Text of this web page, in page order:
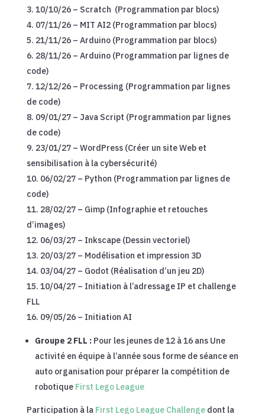
10/10/26 – Scratch (Programmation par blocs)
07/11/26 – MIT AI2 (Programmation par blocs)
21/11/26 – Arduino (Programmation par blocs)
28/11/26 – Arduino (Programmation par lignes de
code)
12/12/26 – Processing (Programmation par lignes
de code)
09/01/27 – Java Script (Programmation par lignes
de code)
23/01/27 – WordPress (Créer un site Web et
sensibilisation à la cybersécurité)
06/02/27 – Python (Programmation par lignes de
code)
28/02/27 – Gimp (Infographie et retouches
d’images)
06/03/27 – Inkscape (Dessin vectoriel)
20/03/27 – Modélisation et impression 3D
03/04/27 – Godot (Réalisation d’un jeu 2D)
10/04/27 – Initiation à l’adressage IP et challenge
FLL
09/05/26 – Initiation AI
Groupe 2 FLL : Pour les jeunes de 12 à 16 ans Une
activité en équipe à l’année sous forme de séance en
auto organisation pour préparer la compétition de
robotique First Lego League
Participation à la First Lego League Challengedont la